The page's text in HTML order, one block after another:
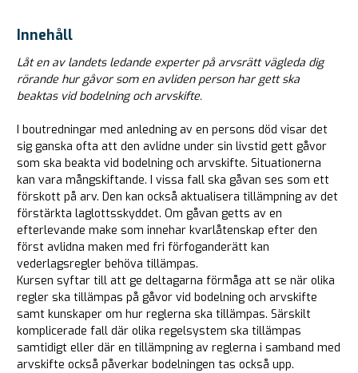
Innehåll
Låt en av landets ledande experter på arvsrätt vägleda dig
rörande hur gåvor som en avliden person har gett ska
beaktas vid bodelning och arvskifte.
I boutredningar med anledning av en persons död visar det
sig ganska ofta att den avlidne under sin livstid gett gåvor
som ska beakta vid bodelning och arvskifte. Situationerna
kan vara mångskiftande. I vissa fall ska gåvan ses som ett
förskott på arv. Den kan också aktualisera tillämpning av det
förstärkta laglottsskyddet. Om gåvan getts av en
efterlevande make som innehar kvarlåtenskap efter den
först avlidna maken med fri förfoganderätt kan
vederlagsregler behöva tillämpas.
Kursen syftar till att ge deltagarna förmåga att se när olika
regler ska tillämpas på gåvor vid bodelning och arvskifte
samt kunskaper om hur reglerna ska tillämpas. Särskilt
komplicerade fall där olika regelsystem ska tillämpas
samtidigt eller där en tillämpning av reglerna i samband med
arvskifte också påverkar bodelningen tas också upp.